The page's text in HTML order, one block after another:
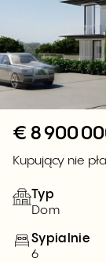
€ 8 900
Kupujący nie
Typ
Dom
Sypialnie
6